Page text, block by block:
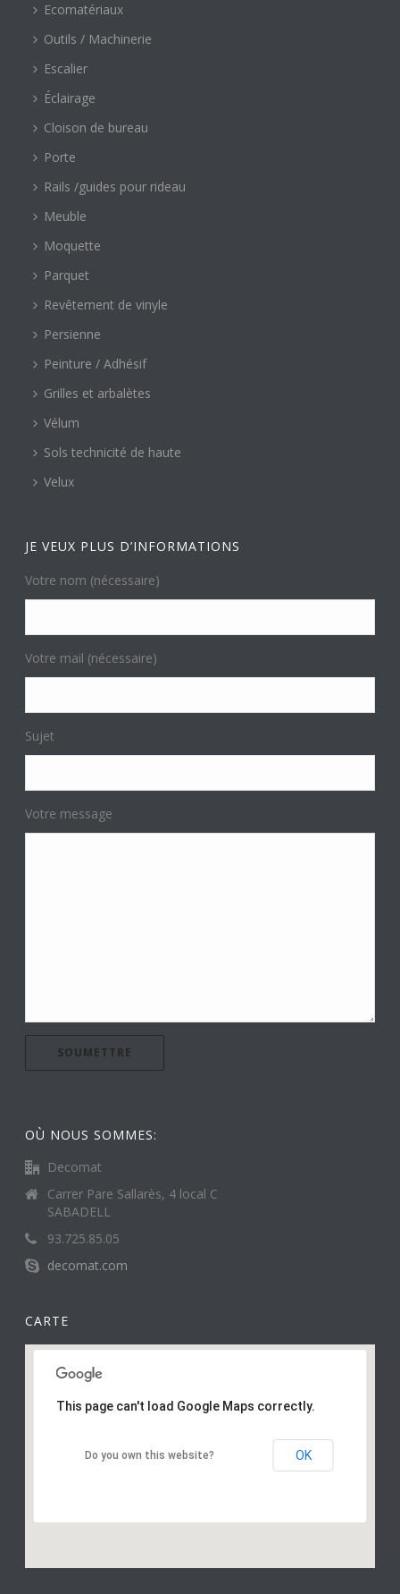
Ecomatériaux
Outils / Machinerie
Escalier
Éclairage
Cloison de bureau
Porte
Rails /guides pour rideau
Meuble
Moquette
Parquet
Revêtement de vinyle
Persienne
Peinture / Adhésif
Grilles et arbalètes
Vélum
Sols technicité de haute
Velux
JE VEUX PLUS D’INFORMATIONS
Votre nom (nécessaire)
Votre mail (nécessaire)
Sujet
Votre message
OÙ NOUS SOMMES:
Decomat
Carrer Pare Sallarès, 4 local C
SABADELL
93.725.85.05
decomat.com
CARTE
This page can't load Google Maps correctly.
Do you own this website? OK